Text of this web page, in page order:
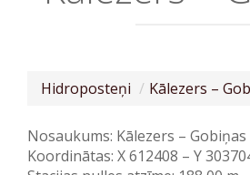
Hidroposteņi Kālezers –
Nosaukums: Kālezers – Gobiņas
Koordinātas: X 612408 – Y